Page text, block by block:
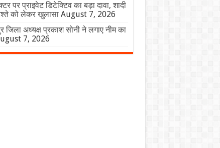
पर प्राइवेट डिटेक्टिव का बड़ा दावा, शादी
को लेकर खुलासा August 7, 2026
जिला अध्यक्ष प्रकाश सोनी ने लगाए नीम का
7, 2026